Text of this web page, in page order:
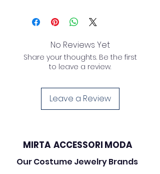
prezioso a ogni look.
Realizzata in
ottone colore oro
con dettagli a piccole sfere,
combina stile e praticità in un
accessorio leggero e versatile
Perfetta da indossare ogni
giorno, mantiene gli occhiali
sempre a portata di mano
• Materiale: ottone colore oro
No Reviews Yet
Share your thoughts. Be the first
to leave a review.
Leave a Review
MIRTA ACCESSORI MODA
Our Costume Jewelry Brands